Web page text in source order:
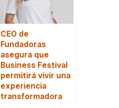
CEO de
Fundadoras
asegura que
Business Festival
permitirá vivir una
experiencia
transformadora